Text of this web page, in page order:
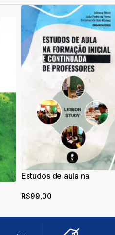
Estudos de aula na
continuada de professores
R$99,00